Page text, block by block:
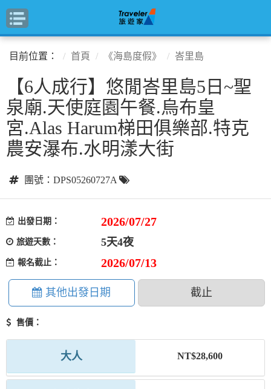
目前位置： 首頁 《海島度假》 峇里島
【6人成行】悠閒峇里島5日~聖
泉廟.天使庭園午餐.烏布皇
宮.Alas Harum梯田俱樂部.特克
農安瀑布.水明漾大街
團號：DPS05260727A
出發日期： 2026/07/27
旅遊天數： 5天4夜
報名截止： 2026/07/13
其他出發日期 截止
售價：
大人 NT$28,600